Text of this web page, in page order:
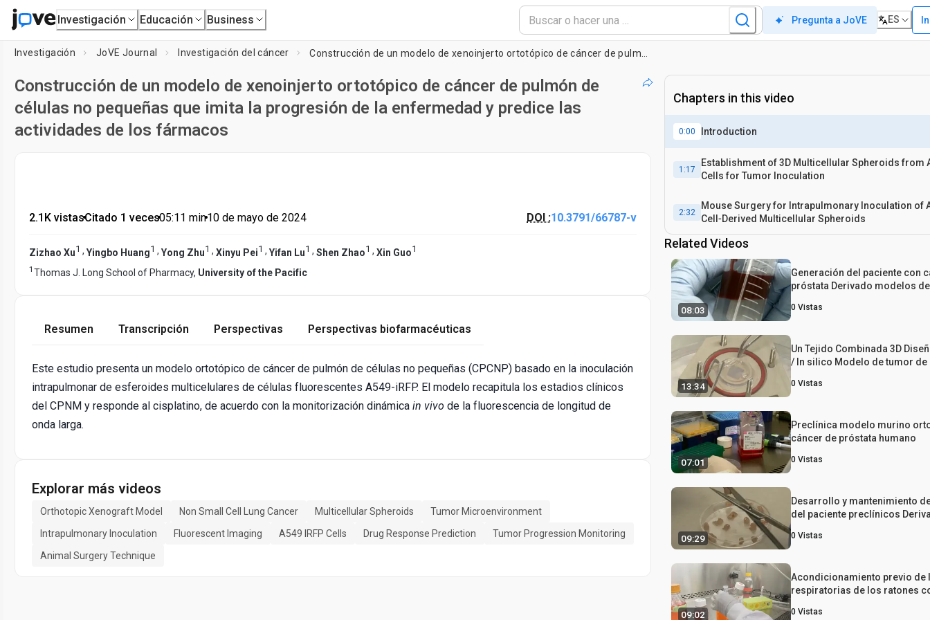
Investigación Educación Business Pregunta a JoVE ES
Investigación JoVE Journal Investigación del cáncer
Construcción de un modelo de xenoinjerto ortotópico de cáncer de pulmón de
células no pequeñas que imita la progresión de la enfermedad y predice las
actividades de los fármacos
2.1K vistas•Citado 1 veces•05:11 min•10 de mayo de 2024 DOI :10.3791/66787-v
Zizhao Xu1 , Yingbo Huang1 , Yong Zhu1 , Xinyu Pei1 , Yifan Lu1 , Shen Zhao1 , Xin Guo1
1 Thomas J. Long School of Pharmacy, University of the Pacific
Resumen Transcripción Perspectivas Perspectivas biofarmacéuticas
Este estudio presenta un modelo ortotópico de cáncer de pulmón de células no pequeñas (CPCNP) basado en la inoculación
intrapulmonar de esferoides multicelulares de células fluorescentes A549-iRFP. El modelo recapitula los estadios clínicos
del CPNM y responde al cisplatino, de acuerdo con la monitorización dinámica in vivo de la fluorescencia de longitud de
onda larga.
Explorar más videos
Orthotopic Xenograft Model Non Small Cell Lung Cancer Multicellular Spheroids
Tumor Microenvironment
Intrapulmonary Inoculation
Fluorescent Imaging A549 IRFP Cells Drug Response Prediction
Tumor Progression Monitoring
Animal Surgery Technique
Chapters in this video
0:00 Introduction
1:17
Establishment of 3D Multicellular Spheroids from
Cells for Tumor Inoculation
2:32
Mouse Surgery for Intrapulmonary Inoculation of
Cell‐Derived Multicellular Spheroids
Related Videos
08:03
Generación del paciente con
próstata Derivado modelos de
circulantes
0 Vistas
13:34
Un Tejido Combinada 3D
/ In silico Modelo de tumor de
drogas en Fondos
0 Vistas
07:01
Preclínica modelo murino
cáncer de próstata humano
0 Vistas
09:29
Desarrollo y mantenimiento
del paciente preclínicos
de xenoinjerto para la
Novela Anti-Cancer Therapies
0 Vistas
09:02
Acondicionamiento previo de
respiratorias de los ratones
bleomicina aumenta la
pulmón Orthotopic
0 Vistas